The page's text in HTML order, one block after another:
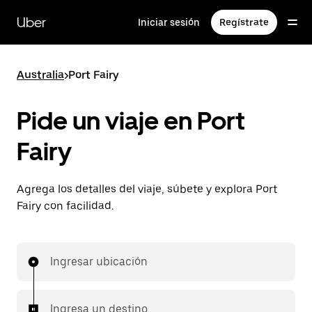
contenido
principal
Uber Iniciar sesión Regístrate
Australia>Port Fairy
Pide un viaje en Port
Fairy
Agrega los detalles del viaje, súbete y explora Port
Fairy con facilidad.
Ingresar ubicación
Ingresa un destino